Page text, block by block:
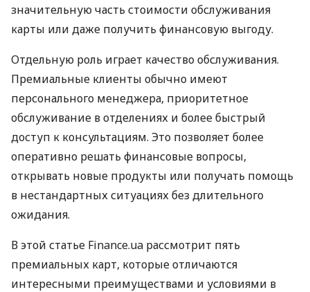
значительную часть стоимости обслуживания
карты или даже получить финансовую выгоду.
Отдельную роль играет качество обслуживания.
Премиальные клиенты обычно имеют
персонального менеджера, приоритетное
обслуживание в отделениях и более быстрый
доступ к консультациям. Это позволяет более
оперативно решать финансовые вопросы,
открывать новые продукты или получать помощь
в нестандартных ситуациях без длительного
ожидания.
В этой статье Finance.ua рассмотрит пять
премиальных карт, которые отличаются
интересными преимуществами и условиями в